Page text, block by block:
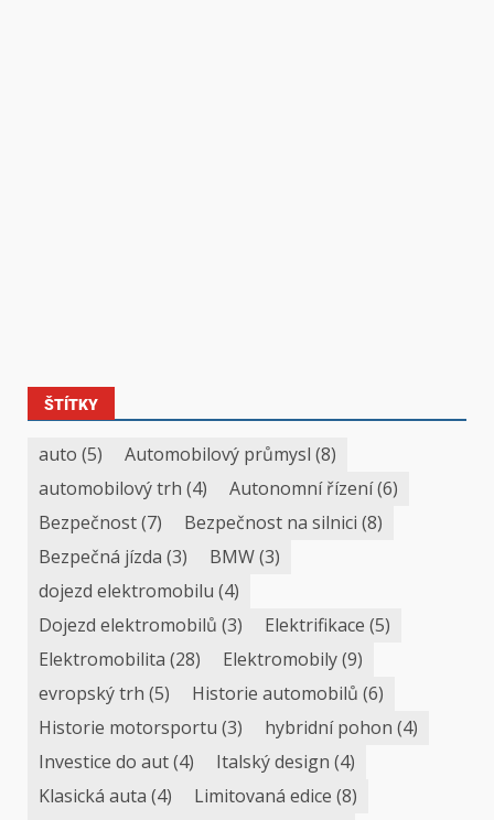
ŠTÍTKY
auto (5) Automobilový průmysl (8)
automobilový trh (4) Autonomní řízení(6)
Bezpečnost(7) Bezpečnost na silnici (8)
Bezpečná jízda (3) BMW(3)
dojezd elektromobilu (4)
Dojezd elektromobilů (3) Elektrifikace (5)
Elektromobilita (28) Elektromobily(9)
evropský trh (5) Historie automobilů (6)
Historie motorsportu (3) hybridní pohon (4)
Investice do aut(4) Italský design (4)
Klasická auta (4) Limitovaná edice (8)